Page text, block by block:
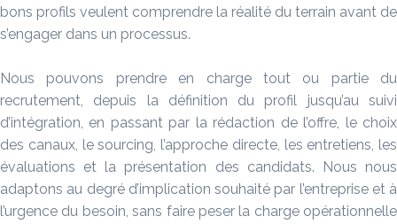
bons profils veulent comprendre la réalité du terrain avant de
s’engager dans un processus.
Nous pouvons prendre en charge tout ou partie du
recrutement, depuis la définition du profil jusqu’au suivi
d’intégration, en passant par la rédaction de l’offre, le choix
des canaux, le sourcing, l’approche directe, les entretiens, les
évaluations et la présentation des candidats. Nous nous
adaptons au degré d’implication souhaité par l’entreprise et à
l’urgence du besoin, sans faire peser la charge opérationnelle